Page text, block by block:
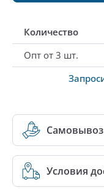
Количество
Опт от 3 шт.
Самовывоз
Условия